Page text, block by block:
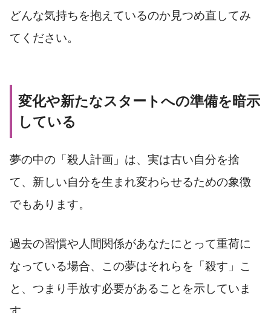
どんな気持ちを抱えているのか見つめ直してみ
てください。
変化や新たなスタートへの準備を暗示
している
夢の中の「殺人計画」は、実は古い自分を捨
て、新しい自分を生まれ変わらせるための象徴
でもあります。
過去の習慣や人間関係があなたにとって重荷に
なっている場合、この夢はそれらを「殺す」こ
と、つまり手放す必要があることを示していま